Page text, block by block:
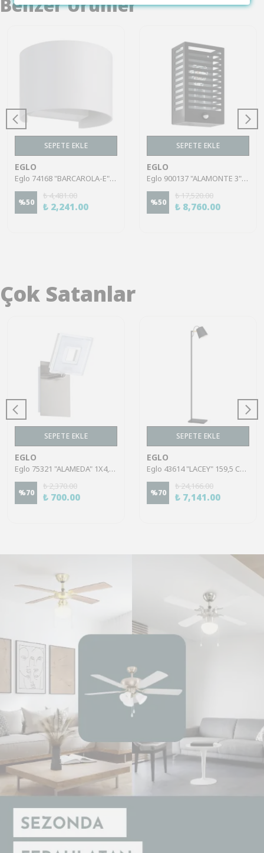
Benzer Ürünler
SEPETE EKLE
EGLO
Eglo 74168 "BARCAROLA-E" Plastik Dış Mekan Bahçe Aydınlatması Aplik Ip44
%50
₺ 4,481.00
₺ 2,241.00
SEPETE EKLE
EGLO
Eglo 900137 "ALAMONTE 3" Alüminyum, Çelik Dış Mekan Sensörlü Bahçe Aydınlatması Aplik Ip44
%50
₺ 17,520.00
₺ 8,760.00
Çok Satanlar
SEPETE EKLE
EGLO
Eglo 75321 "ALAMEDA" 1X4,5W Çelik Nikel Mat Sıva Üstü Spot
%70
₺ 2,370.00
₺ 700.00
SEPETE EKLE
EGLO
Eglo 43614 "LACEY" 159,5 Cm Yüksekliğinde Çelik, Ahşap Köşe Lambası Lambader
%70
₺ 24,166.00
₺ 7,141.00